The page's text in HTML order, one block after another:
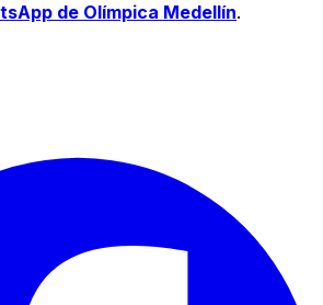
de Olímpica Medellín.